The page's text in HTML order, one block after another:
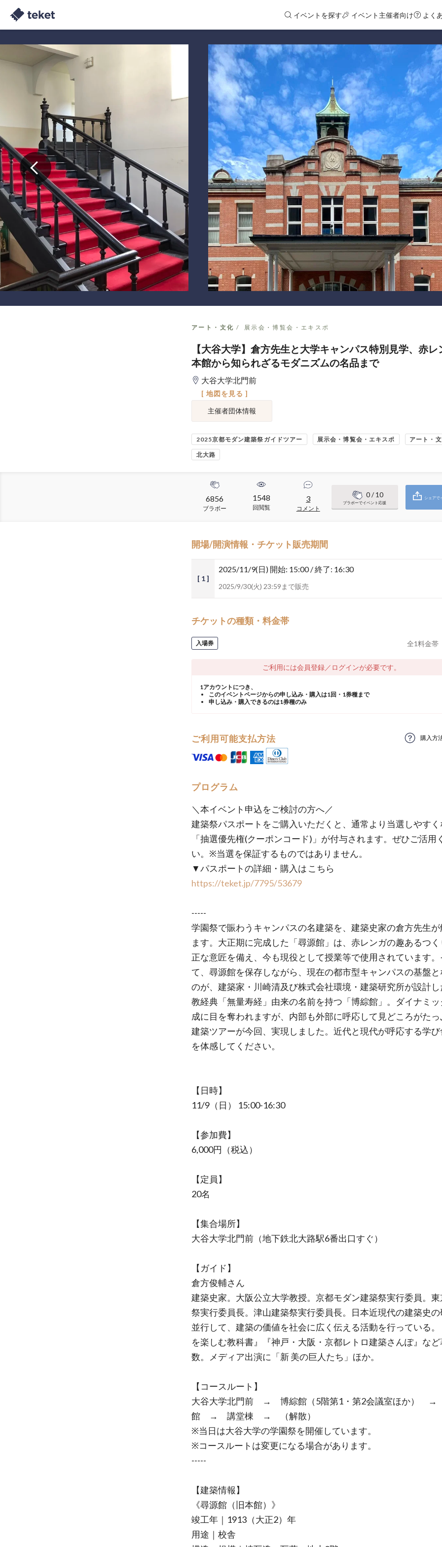
イベントを探す イベント主催者向け よく
アート・文化 展示会・博覧会・エキスポ
【大谷大学】倉方先生と大学キャンパス特別見学、赤レ
本館から知られざるモダニズムの名品まで
大谷大学北門前
[ 地図を見る ]
主催者団体情報
2025京都モダン建築祭ガイドツアー 展示会・博覧会・エキスポ アート・
北大路
6856
ブラボー
1548
回閲覧
3
コメント
0/ 10
ブラボーでイベント応援
シェアで
開場/開演情報・チケット販売期間
[ 1 ]
2025/11/9(日) 開始: 15:00 / 終了: 16:30
2025/9/30(火) 23:59まで販売
チケットの種類・料金帯
入場券 全1料金帯
ご利用には会員登録／ログインが必要です。
1アカウントにつき、
このイベントページからの申し込み・購入は1回・1券種まで
申し込み・購入できるのは1券種のみ
ご利用可能支払方法 購入方
プログラム
＼本イベント申込をご検討の方へ／
建築祭パスポートをご購入いただくと、通常より当選しやすく
「抽選優先権(クーポンコード)」が付与されます。ぜひご活用
い。※当選を保証するものではありません。
▼パスポートの詳細・購入は こちら
https://teket.jp/7795/53679
-----
学園祭で賑わうキャンパスの名建築を、建築史家の倉方先生が
ます。大正期に完成した「尋源館」は、赤レンガの趣あるつ
正な意匠を備え、今も現役として授業等で使用されています。
て、尋源館を保存しながら、現在の都市型キャンパスの基盤と
のが、建築家・川崎清及び株式会社環境・建築研究所が設計
教経典「無量寿経」由来の名前を持つ「博綜館」。ダイナミ
成に目を奪われますが、内部も外部に呼応して見どころがた
建築ツアーが今回、実現しました。近代と現代が呼応する学び
を体感してください。
【日時】
11/9（日） 15:00-16:30
【参加費】
6,000円（税込）
【定員】
20名
【集合場所】
大谷大学北門前（地下鉄北大路駅6番出口すぐ）
【ガイド】
倉方俊輔さん
建築史家。大阪公立大学教授。京都モダン建築祭実行委員。東
祭実行委員長。津山建築祭実行委員長。日本近現代の建築史の
並行して、建築の価値を社会に広く伝える活動を行っている。
を楽しむ教科書』『神戸・大阪・京都レトロ建築さんぽ』など
数。メディア出演に「新 美の巨人たち」ほか。
【コースルート】
大谷大学北門前 → 博綜館（5階第1・第2会議室ほか）
館 → 講堂棟 → （解散）
※当日は大谷大学の学園祭を開催しています。
※コースルートは変更になる場合があります。
-----
【建築情報】
《尋源館（旧本館）》
竣工年｜1913（大正2）年
用途｜校舎